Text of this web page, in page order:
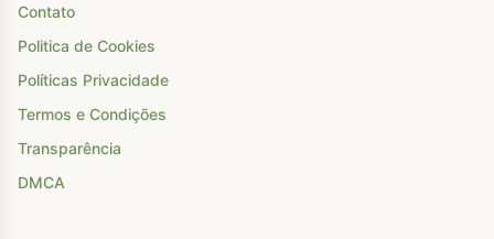
Contato
Politica de Cookies
Políticas Privacidade
Termos e Condições
Transparência
DMCA